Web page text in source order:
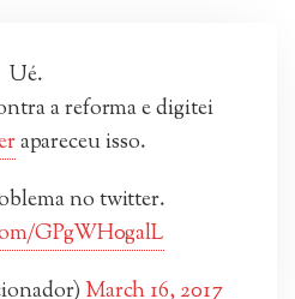
Ué.
a reforma e digitei
apareceu isso.
no twitter.
GPgWH0galL
March 16, 2017